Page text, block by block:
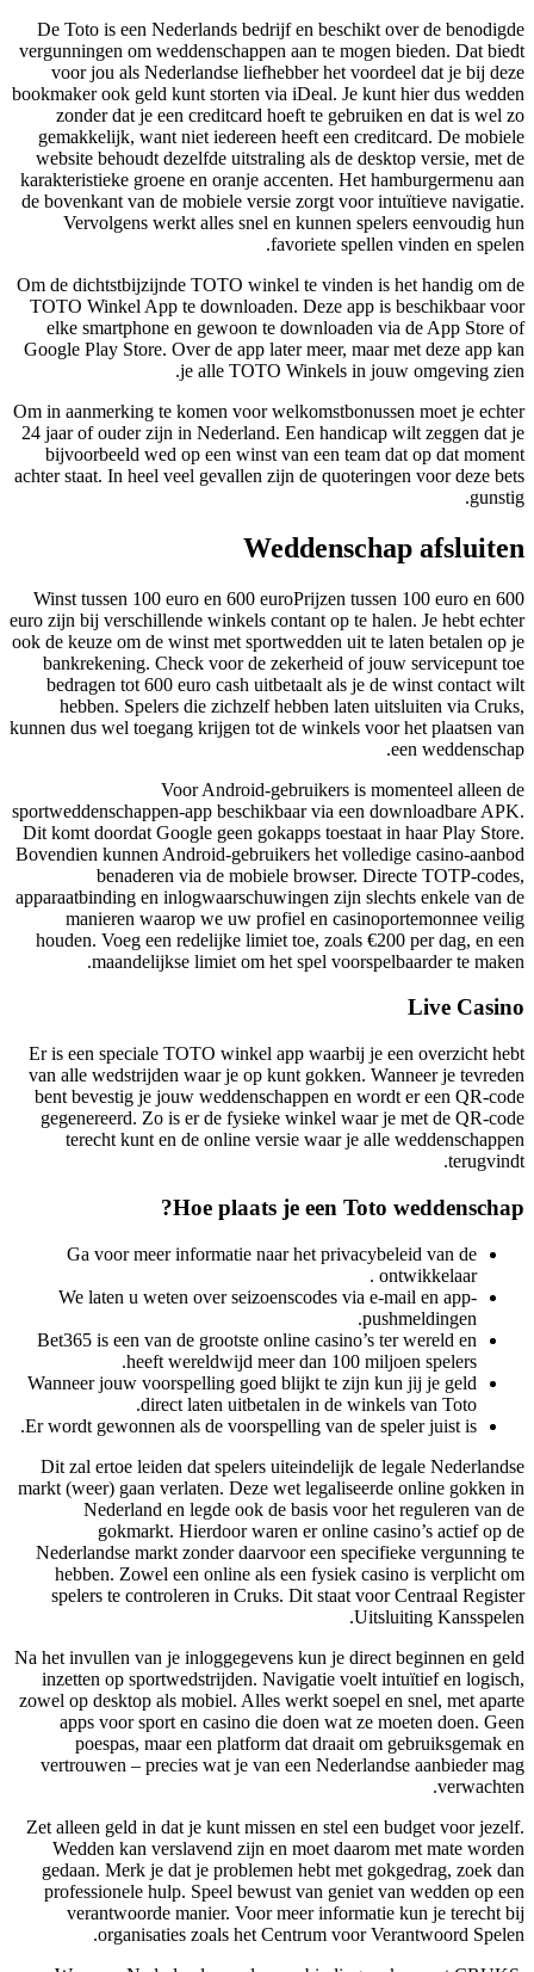
De Toto is een Nederlands bedrijf en beschikt over de benodigde
vergunningen om weddenschappen aan te mogen bieden. Dat biedt
voor jou als Nederlandse liefhebber het voordeel dat je bij deze
bookmaker ook geld kunt storten via iDeal. Je kunt hier dus wedden
zonder dat je een creditcard hoeft te gebruiken en dat is wel zo
gemakkelijk, want niet iedereen heeft een creditcard. De mobiele
website behoudt dezelfde uitstraling als de desktop versie, met de
karakteristieke groene en oranje accenten. Het hamburgermenu aan
de bovenkant van de mobiele versie zorgt voor intuïtieve navigatie.
Vervolgens werkt alles snel en kunnen spelers eenvoudig hun
favoriete spellen vinden en spelen.
Om de dichtstbijzijnde TOTO winkel te vinden is het handig om de
TOTO Winkel App te downloaden. Deze app is beschikbaar voor
elke smartphone en gewoon te downloaden via de App Store of
Google Play Store. Over de app later meer, maar met deze app kan
je alle TOTO Winkels in jouw omgeving zien.
Om in aanmerking te komen voor welkomstbonussen moet je echter
24 jaar of ouder zijn in Nederland. Een handicap wilt zeggen dat je
bijvoorbeeld wed op een winst van een team dat op dat moment
achter staat. In heel veel gevallen zijn de quoteringen voor deze bets
gunstig.
Weddenschap afsluiten
Winst tussen 100 euro en 600 euroPrijzen tussen 100 euro en 600
euro zijn bij verschillende winkels contant op te halen. Je hebt echter
ook de keuze om de winst met sportwedden uit te laten betalen op je
bankrekening. Check voor de zekerheid of jouw servicepunt toe
bedragen tot 600 euro cash uitbetaalt als je de winst contact wilt
hebben. Spelers die zichzelf hebben laten uitsluiten via Cruks,
kunnen dus wel toegang krijgen tot de winkels voor het plaatsen van
een weddenschap.
Voor Android-gebruikers is momenteel alleen de
sportweddenschappen-app beschikbaar via een downloadbare APK.
Dit komt doordat Google geen gokapps toestaat in haar Play Store.
Bovendien kunnen Android-gebruikers het volledige casino-aanbod
benaderen via de mobiele browser. Directe TOTP-codes,
apparaatbinding en inlogwaarschuwingen zijn slechts enkele van de
manieren waarop we uw profiel en casinoportemonnee veilig
houden. Voeg een redelijke limiet toe, zoals €200 per dag, en een
maandelijkse limiet om het spel voorspelbaarder te maken.
Live Casino
Er is een speciale TOTO winkel app waarbij je een overzicht hebt
van alle wedstrijden waar je op kunt gokken. Wanneer je tevreden
bent bevestig je jouw weddenschappen en wordt er een QR-code
gegenereerd. Zo is er de fysieke winkel waar je met de QR-code
terecht kunt en de online versie waar je alle weddenschappen
terugvindt.
Hoe plaats je een Toto weddenschap?
Ga voor meer informatie naar het privacybeleid van de
ontwikkelaar .
We laten u weten over seizoenscodes via e-mail en app-
pushmeldingen.
Bet365 is een van de grootste online casino’s ter wereld en
heeft wereldwijd meer dan 100 miljoen spelers.
Wanneer jouw voorspelling goed blijkt te zijn kun jij je geld
direct laten uitbetalen in de winkels van Toto.
Er wordt gewonnen als de voorspelling van de speler juist is.
Dit zal ertoe leiden dat spelers uiteindelijk de legale Nederlandse
markt (weer) gaan verlaten. Deze wet legaliseerde online gokken in
Nederland en legde ook de basis voor het reguleren van de
gokmarkt. Hierdoor waren er online casino’s actief op de
Nederlandse markt zonder daarvoor een specifieke vergunning te
hebben. Zowel een online als een fysiek casino is verplicht om
spelers te controleren in Cruks. Dit staat voor Centraal Register
Uitsluiting Kansspelen.
Na het invullen van je inloggegevens kun je direct beginnen en geld
inzetten op sportwedstrijden. Navigatie voelt intuïtief en logisch,
zowel op desktop als mobiel. Alles werkt soepel en snel, met aparte
apps voor sport en casino die doen wat ze moeten doen. Geen
poespas, maar een platform dat draait om gebruiksgemak en
vertrouwen – precies wat je van een Nederlandse aanbieder mag
verwachten.
Zet alleen geld in dat je kunt missen en stel een budget voor jezelf.
Wedden kan verslavend zijn en moet daarom met mate worden
gedaan. Merk je dat je problemen hebt met gokgedrag, zoek dan
professionele hulp. Speel bewust van geniet van wedden op een
verantwoorde manier. Voor meer informatie kun je terecht bij
organisaties zoals het Centrum voor Verantwoord Spelen.